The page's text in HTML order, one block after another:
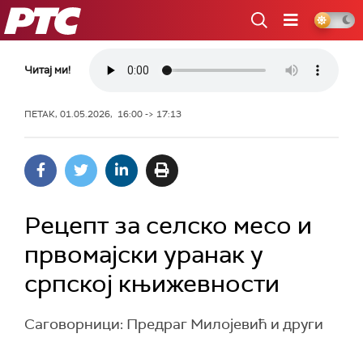
РТС
Читај ми!
ПЕТАК, 01.05.2026, 16:00 -> 17:13
Рецепт за селско месо и
првомајски уранак у
српској књижевности
Саговорници: Предраг Милојевић и други